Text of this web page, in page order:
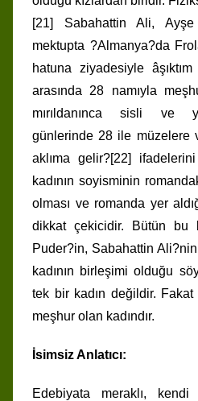
[21] Sabahattin Ali, Ayşe
mektupta ?Almanya?da
hatuna ziyadesiyle
arasında 28 namıyla
mırıldanınca sisli ve
günlerinde 28 ile müzelere
aklıma gelir?[22]
kadının soyisminin
olması ve romanda yer
dikkat çekicidir. Bütün bu
Puder?in, Sabahattin Ali?nin
kadının birleşimi olduğu
tek bir kadın değildir.
meşhur olan kadındır.
İsimsiz Anlatıcı:
Edebiyata meraklı,